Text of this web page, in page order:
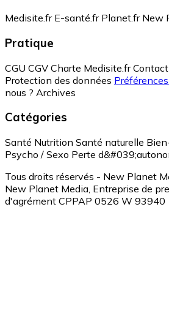
Medisite.fr E-santé.fr Planet.fr New
Pratique
CGU CGV Charte Medisite.fr Contact
Protection des données
nous ? Archives
Catégories
Santé Nutrition Santé naturelle
Psycho / Sexo Perte
Tous droits réservés - New Planet
New Planet Media, Entreprise de
d'agrément CPPAP 0526 W 93940